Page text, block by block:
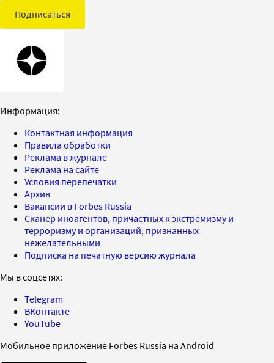
Подписаться
Информация:
Контактная информация
Правила обработки
Реклама в журнале
Реклама на сайте
Условия перепечатки
Архив
Вакансии в Forbes Russia
Сканер иноагентов, причастных к экстремизму и
терроризму и организаций, признанных
нежелательными
Подписка на печатную версию журнала
Мы в соцсетях:
Telegram
ВКонтакте
YouTube
Мобильное приложение Forbes Russia на Android